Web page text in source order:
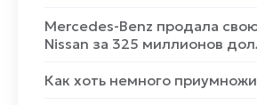
Mercedes-Benz продала
Nissan за 325 миллионов
Как хоть немного